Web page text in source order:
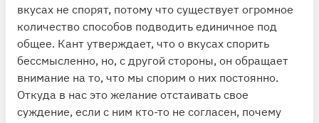
вкусах не спорят, потому что существует огромное
количество способов подводить единичное под
общее. Кант утверждает, что о вкусах спорить
бессмысленно, но, с другой стороны, он обращает
внимание на то, что мы спорим о них постоянно.
Откуда в нас это желание отстаивать свое
суждение, если с ним кто-то не согласен, почему